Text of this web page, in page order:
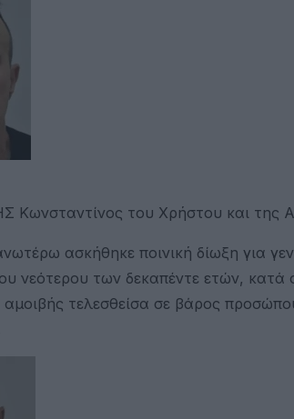
του Χρήστου και της
ασκήθηκε ποινική δίωξη για
νεότερου των δεκαπέντε ετών, κατά
αμοιβής τελεσθείσα σε βάρος